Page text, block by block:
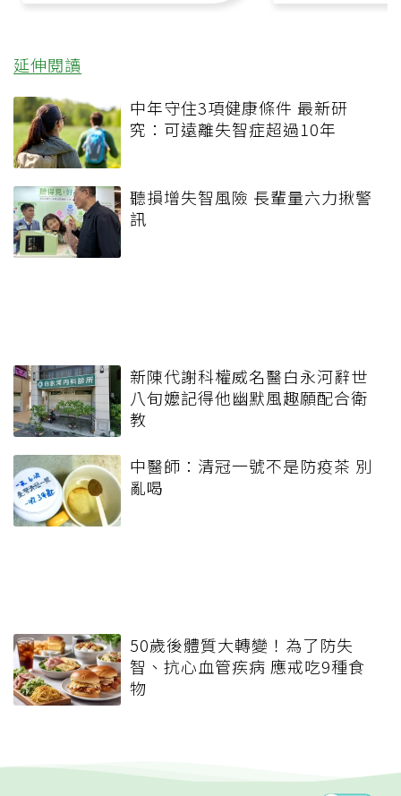
延伸閱讀
中年守住3項健康條件 最新研
究：可遠離失智症超過10年
聽損增失智風險 長輩量六力揪警
訊
新陳代謝科權威名醫白永河辭世
八旬嬤記得他幽默風趣願配合衛
教
中醫師：清冠一號不是防疫茶 別
亂喝
50歲後體質大轉變！為了防失
智、抗心血管疾病 應戒吃9種食
物